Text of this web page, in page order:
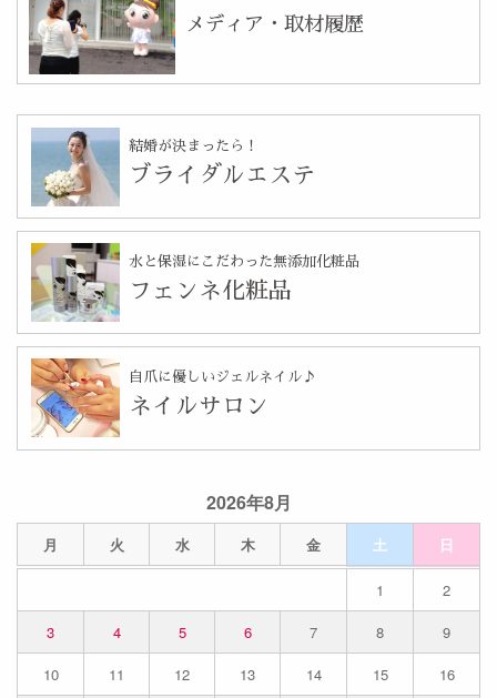
2026年8月
月 火 水 木 金 土 日
1
2
3
4 5 6 7 8
9
10
11 12 13 14 15
16
メディア・取材履歴
結婚が決まったら！
ブライダルエステ
水と保湿にこだわった無添加化粧品
フェンネ化粧品
自爪に優しいジェルネイル♪
ネイルサロン